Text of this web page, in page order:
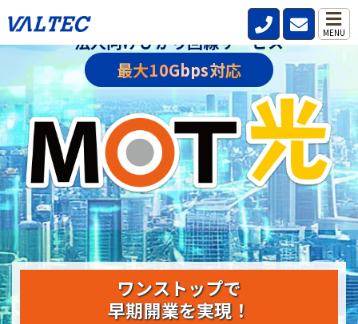
MENU
法人向けひかり回線サービス
最大10Gbps対応
ワンストップで
早期開業を実現！